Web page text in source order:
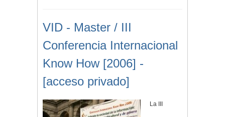
VID - Master / III
Conferencia Internacional
Know How [2006] -
[acceso privado]
La III